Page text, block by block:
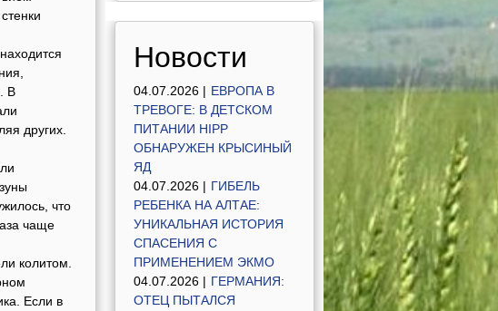
В
других.
что
чаще
колитом.
Если в
Новости
04.07.2026 | ЕВРОПА В
ТРЕВОГЕ: В ДЕТСКОМ
ПИТАНИИ HIPP
ОБНАРУЖЕН КРЫСИНЫЙ
ЯД
04.07.2026 | ГИБЕЛЬ
РЕБЕНКА НА АЛТАЕ:
УНИКАЛЬНАЯ ИСТОРИЯ
СПАСЕНИЯ С
ПРИМЕНЕНИЕМ ЭКМО
04.07.2026 | ГЕРМАНИЯ:
ОТЕЦ ПЫТАЛСЯ